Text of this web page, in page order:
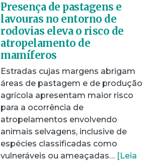
Presença de pastagens e
lavouras no entorno de
rodovias eleva o risco de
atropelamento de
mamíferos
Estradas cujas margens abrigam
áreas de pastagem e de produção
agrícola apresentam maior risco
para a ocorrência de
atropelamentos envolvendo
animais selvagens, inclusive de
espécies classificadas como
vulneráveis ou ameaçadas… [Leia